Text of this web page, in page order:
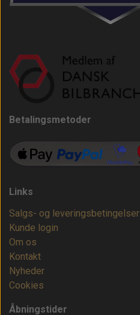
Betalingsmetoder
Links
Salgs- og leveringsbetingelser
Kunde login
Om os
Kontakt
Nyheder
Cookies
Åbningstider